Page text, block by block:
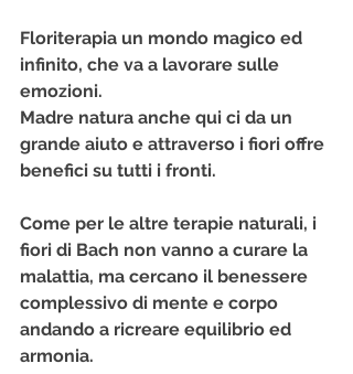
Floriterapia un mondo magico ed
infinito, che va a lavorare sulle
emozioni.
Madre natura anche qui ci da un
grande aiuto e attraverso i fiori offre
benefici su tutti i fronti.
Come per le altre terapie naturali, i
fiori di Bach non vanno a curare la
malattia, ma cercano il benessere
complessivo di mente e corpo
andando a ricreare equilibrio ed
armonia.